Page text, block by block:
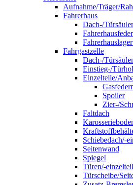
Aufnahme/Träger/
Fahrerhaus
Dach-/
Fahrgastzelle
Dach-/
Einstieg-/
Einzelteile/
Spoiler
Zier-/
Faltdach
Schiebedach/-
Seitenwand
Spiegel
Türen/-
Türscheibe/